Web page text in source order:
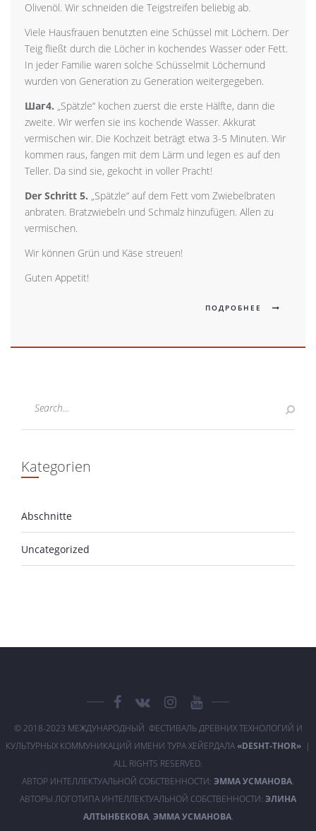
Olivenöl. Wir schneiden die Teigstreifen beliebig ab.
Viele Hausfrauen benutzten eine Schüssel mit Löchern. Der
Teig fließt durch die Löcher in kochendes Wasser oder Fett.
In jeder Familie waren solche Schüsselmit Löchernund
wurden von Generation zu Generation weitergegeben.
Шаг4. „Spätzle“ kochen zuerst die erste Hälfte, dann die
zweite. Wir werfen sie ins kochende Wasser. Akkurat
vermischen wir. Die Kochzeit beträgt etwa 3-5 Minuten. Wir
kommen raus, fangen mit dem Lärm und legen es auf den
Teller. Da sind sie, gekocht in voller Pracht!
Der Schritt 5. „Spätzle“ auf dem Fett vom Zwiebelbraten
anbraten. Bratzwiebeln und Schmalz hinzufügen. Allen zu
vermischen.
Wir können Grün und Käse streuen!
Guten Appetit!
ПОДРОБНЕЕ
Kategorien
Abschnitte
Uncategorized
© 2018-2023 МЕЖДУНАРОДНЫЙ ФЕСТИВАЛЬ ДРЕВНИХ ТЕХНОЛОГИЙ И
КУЛЬТУРНЫХ КОММУНИКАЦИЙ ИМЕНИ ТУРА ХЕЙЕРДАЛА«DESHT-THOR» |
ALL RIGHTS RESERVED.
АВТОР ИНТЕЛЛЕКТУАЛЬНОЙ СОБСТВЕННОСТИ: ЭММА УСМАНОВА.
АВТОРЫ ЛОГОТИПА ИНТЕЛЛЕКТУАЛЬНОЙ СОБСТВЕННОСТИ: ЭЛИНА
АЛТЫНБЕКОВА, ЭММА УСМАНОВА.